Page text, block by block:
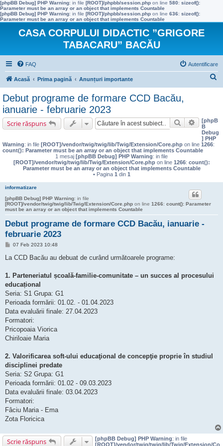
[phpBB Debug] PHP Warning: in file [ROOT]/phpbb/session.php on line 580: sizeof():
Parameter must be an array or an object that implements Countable
[phpBB Debug] PHP Warning: in file [ROOT]/phpbb/session.php on line 636: sizeof():
Parameter must be an array or an object that implements Countable
CASA CORPULUI DIDACTIC ”GRIGORE
TABACARU” BACĂU
FAQ Autentificare
Acasă Prima pagină Anunțuri importante
Debut programe de formare CCD Bacău,
ianuarie - februarie 2023
Scrie răspuns Căutare[phpB
B
Debug
] PHP
Warning: in file [ROOT]/vendor/twig/twig/lib/Twig/Extension/Core.php on line 1266:
count(): Parameter must be an array or an object that implements Countable
1 mesaj [phpBB Debug] PHP Warning: in file
[ROOT]/vendor/twig/twig/lib/Twig/Extension/Core.phpon line 1266: count():
Parameter must be an array or an object that implements Countable
• Pagina 1 din 1
informatizare
[phpBB Debug] PHP Warning: in file
[ROOT]/vendor/twig/twig/lib/Twig/Extension/Core.php on line 1266: count(): Parameter
must be an array or an object that implements Countable
Debut programe de formare CCD Bacău, ianuarie -
februarie 2023
M
s
07 Feb 2023 10:48
La CCD Bacău au debuat de curând următoarele programe:
1. Parteneriatul școală-familie-comunitate – un succes al procesului
educațional
Seria: S1 Grupa: G1
Perioada formării: 01.02. - 01.04.2023
Data evaluării finale: 27.04.2023
Formatori:
Pricopoaia Viorica
Chiriloaie Maria
2. Valorificarea soft-ului educaţional de concepţie proprie în studiul
disciplinei predate
Seria: S2 Grupa: G1
Perioada formării: 01.02 - 09.03.2023
Data evaluării finale: 03.04.2023
Formatori:
Fâciu Maria - Ema
Zota Floricica
Scrie răspuns [phpBB Debug] PHP Warning: in file
[ROOT]/vendor/twig/twig/lib/Twig/Extension/Co